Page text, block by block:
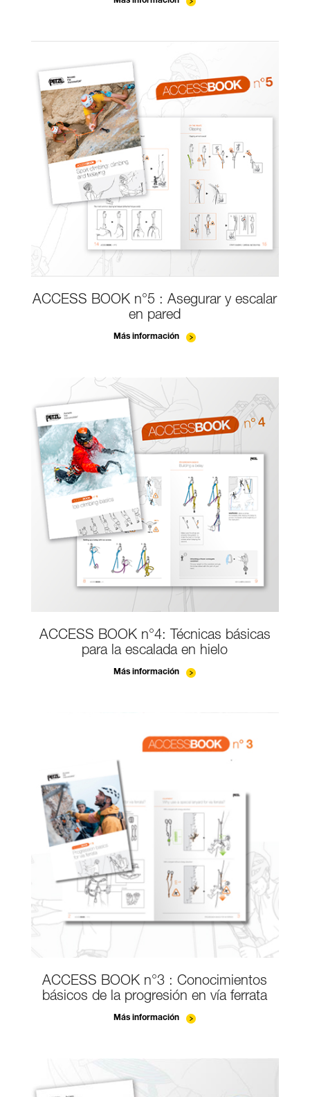
ACCESS BOOK n°5 : Asegurar y escalar
en pared
Más información
ACCESS BOOK n°4: Técnicas básicas
para la escalada en hielo
Más información
ACCESS BOOK n°3 : Conocimientos
básicos de la progresión en vía ferrata
Más información